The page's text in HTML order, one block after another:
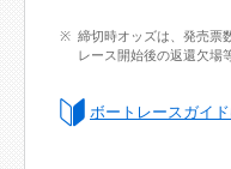
締切時オッズは、発売票
レース開始後の返還欠場
ボートレースガイ